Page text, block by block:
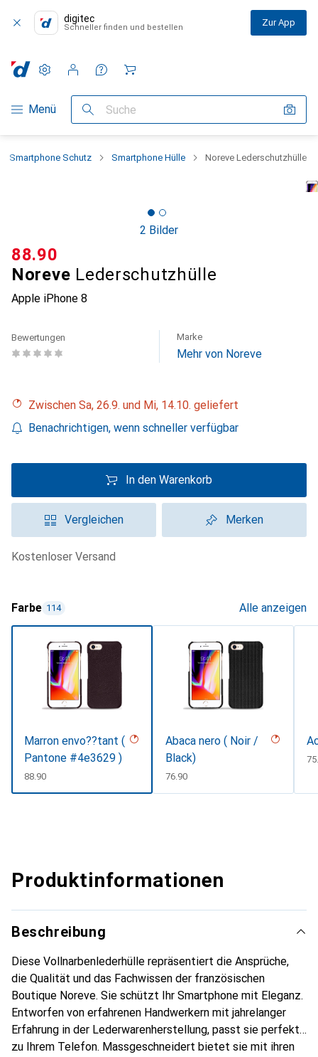
digitec
Schneller finden und bestellen Zur App
Navigation nach Kategorien
Menü Suche
Einstellungen
Kundenkonto
Vergleichslisten
Merklisten
Warenkorb
Smartphone Schutz Smartphone Hülle Noreve Lederschutzhülle
2 Bilder
Noreve Lederschutzhülle
Apple iPhone 8
CHF
88.90
Bewertungen Marke
Mehr von Noreve
Zwischen Sa, 26.9. und Mi, 14.10. geliefert
Benachrichtigen, wenn schneller verfügbar
In den Warenkorb
Vergleichen Merken
kostenloser Versand
Farbe 114 Alle anzeigen
Marron envo??tant (
Pantone #4e3629 )
CHF
88.90
Abaca nero ( Noir /
Black)
CHF
76.90
Produktinformationen
Beschreibung
Diese Vollnarbenlederhülle repräsentiert die Ansprüche,
die Qualität und das Fachwissen der französischen
Boutique Noreve. Sie schützt Ihr Smartphone mit Eleganz.
Entworfen von erfahrenen Handwerkern mit jahrelanger
Erfahrung in der Lederwarenherstellung, passt sie perfekt
zu Ihrem Telefon. Massgeschneidert bietet sie mit ihren